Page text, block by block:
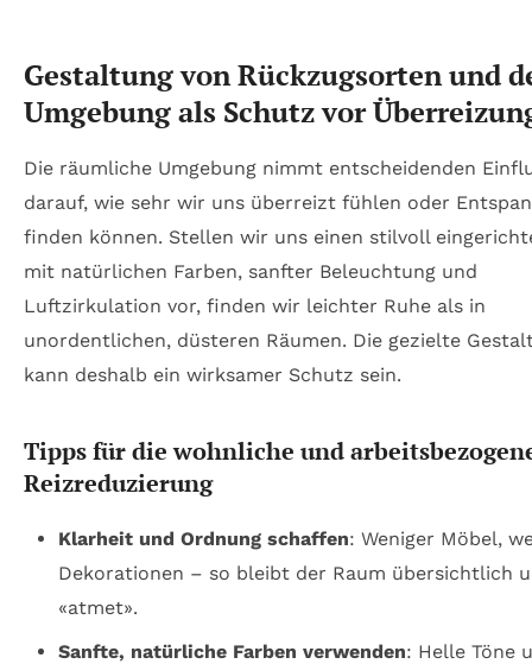
Gestaltung von Rückzugsorten und
Umgebung als Schutz vor
Die räumliche Umgebung nimmt entscheidenden
darauf, wie sehr wir uns überreizt fühlen oder
finden können. Stellen wir uns einen stilvoll
mit natürlichen Farben, sanfter Beleuchtung und
Luftzirkulation vor, finden wir leichter Ruhe als in
unordentlichen, düsteren Räumen. Die gezielte
kann deshalb ein wirksamer Schutz sein.
Tipps für die wohnliche und
Reizreduzierung
Klarheit und Ordnung schaffen: Weniger Möbel,
Dekorationen – so bleibt der Raum übersichtlich
«atmet».
Sanfte, natürliche Farben verwenden: Helle Töne